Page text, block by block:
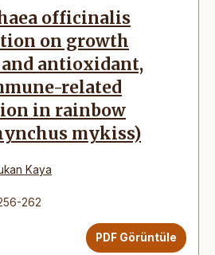
officinalis
on growth
antioxidant,
related
in rainbow
mykiss)
Kaya
262
PDF Görüntüle